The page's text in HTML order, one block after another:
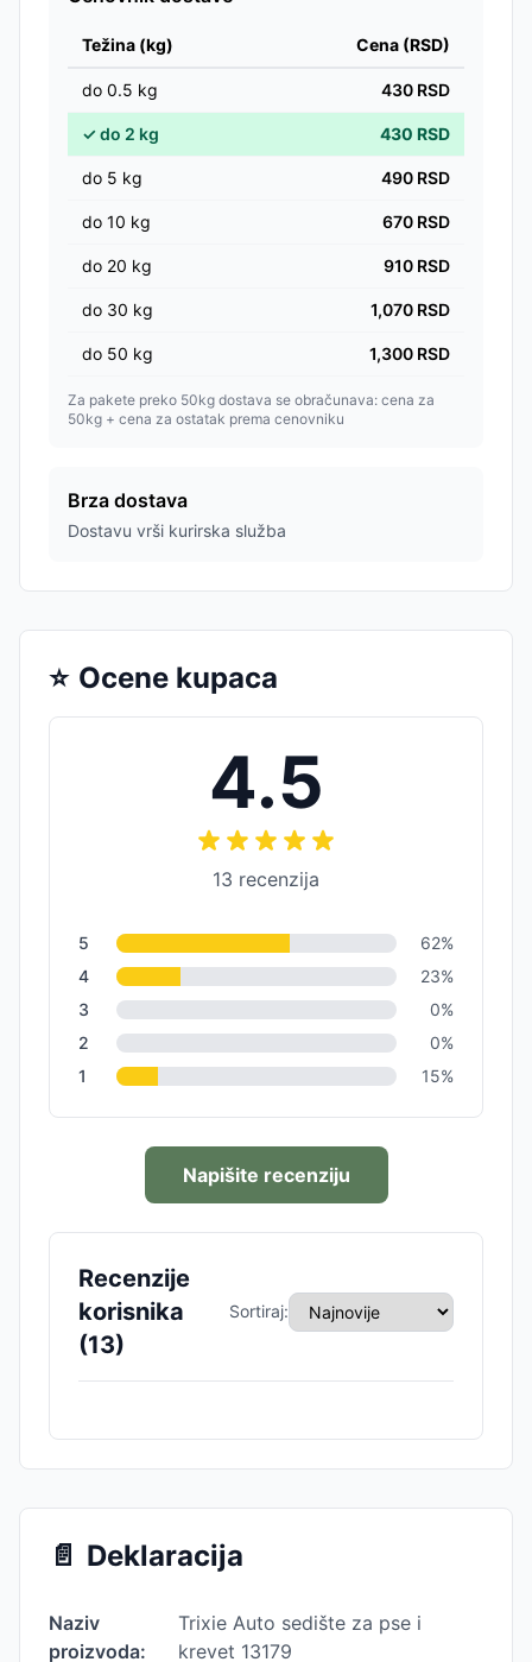
Težina (kg) Cena (RSD)
do 0.5 kg 430 RSD
✓do 2 kg 430 RSD
do 5 kg 490 RSD
do 10 kg 670 RSD
do 20 kg 910 RSD
do 30 kg 1,070 RSD
do 50 kg 1,300 RSD
Za pakete preko 50kg dostava se obračunava: cena za
50kg + cena za ostatak prema cenovniku
Brza dostava
Dostavu vrši kurirska služba
⭐ Ocene kupaca
4.5
13 recenzija
5 62%
4
23%
3
0%
2
0%
1
15%
Napišite recenziju
Recenzije
korisnika
(13)
Sortiraj:
📄 Deklaracija
Naziv
proizvoda:
Trixie Auto sedište za pse i
krevet 13179